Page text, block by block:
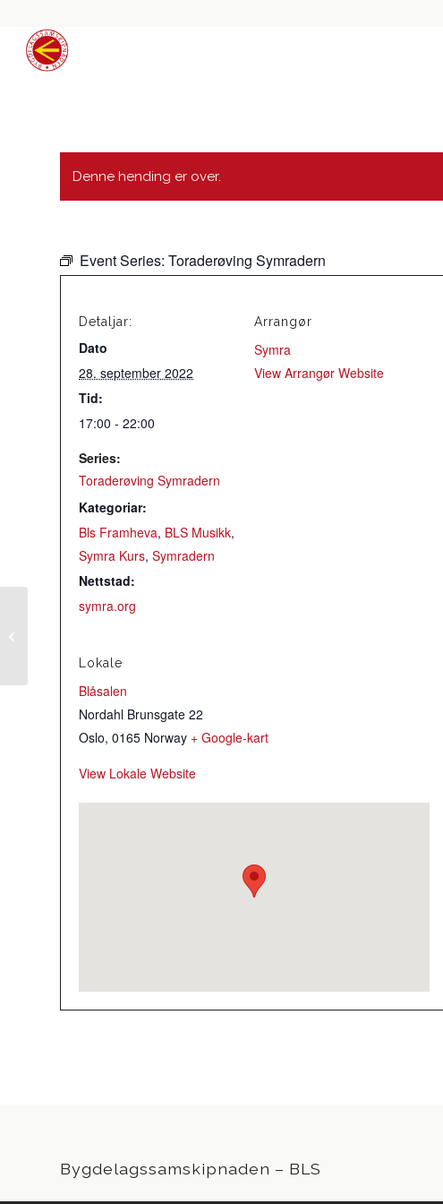
Denne hending er over.
Event Series: Toraderøving Symradern
Detaljar:
Dato
28. september 2022
Tid:
17:00 - 22:00
Series:
Toraderøving Symradern
Kategoriar:
Bls Framheva, BLS Musikk,
Symra Kurs, Symradern
Nettstad:
symra.org
Arrangør
Symra
View Arrangør Website
Lokale
Blåsalen
Nordahl Brunsgate 22
Oslo, 0165 Norway + Google-kart
View Lokale Website
Bygdelagssamskipnaden – BLS
Folkedans på søndag